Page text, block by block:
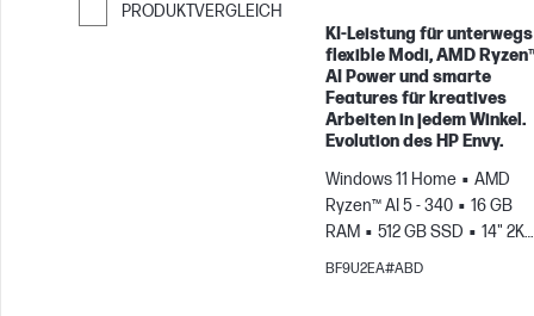
PRODUKTVERGLEICH
Weiter zum Vergleichen
KI-Leistung für unterwegs
flexible Modi, AMD
AI Power und smarte
Features für kreatives
Arbeiten in jedem Winkel.
Evolution des HP Envy.
Windows 11 Home
AMD
Ryzen™ AI 5 - 340
16 GB
RAM
512 GB SSD
14" 2K
Touchscreen
BF9U2EA#ABD